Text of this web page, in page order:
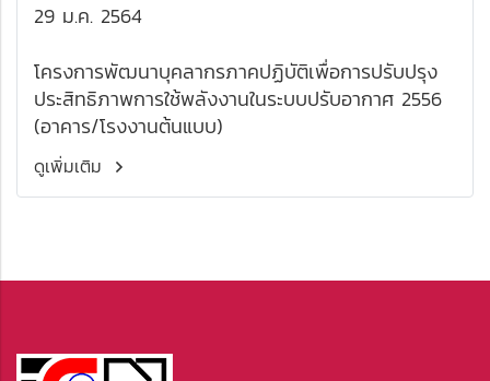
29 ม.ค. 2564
โครงการพัฒนาบุคลากรภาคปฏิบัติเพื่อการปรับปรุง
ประสิทธิภาพการใช้พลังงานในระบบปรับอากาศ 2556
(อาคาร/โรงงานต้นแบบ)
ดูเพิ่มเติม